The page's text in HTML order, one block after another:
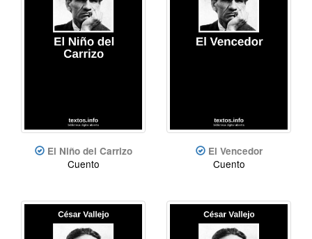
El Niño del Carrizo
Cuento
El Vencedor
Cuento